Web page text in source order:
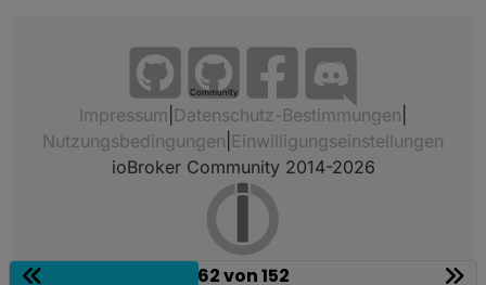
Community
Impressum Datenschutz-Bestimmungen
Nutzungsbedingungen Einwilligungseinstellungen
ioBroker Community 2014-2026
62 von 152